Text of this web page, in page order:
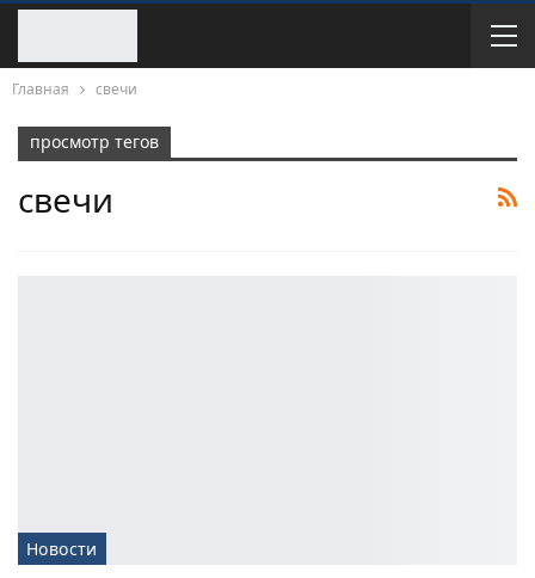
Главная свечи
просмотр тегов
свечи
Новости